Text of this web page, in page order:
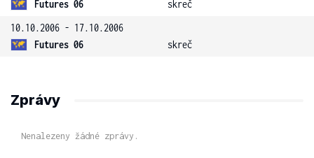
Futures 06
skreč
10.10.2006 - 17.10.2006
Futures 06
skreč
Zprávy
Nenalezeny žádné zprávy.